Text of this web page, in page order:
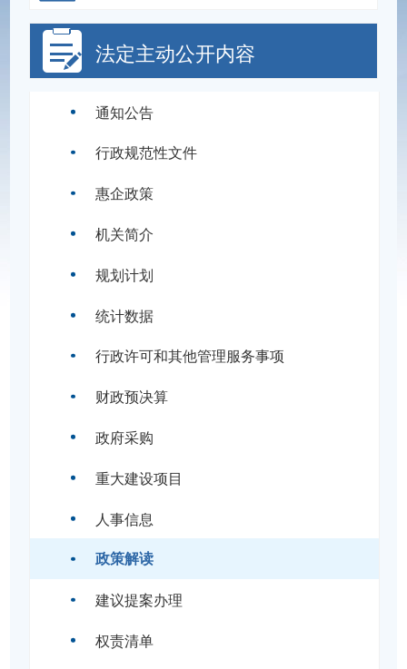
法定主动公开内容
通知公告
行政规范性文件
惠企政策
机关简介
规划计划
统计数据
行政许可和其他管理服务事项
财政预决算
政府采购
重大建设项目
人事信息
政策解读
建议提案办理
权责清单